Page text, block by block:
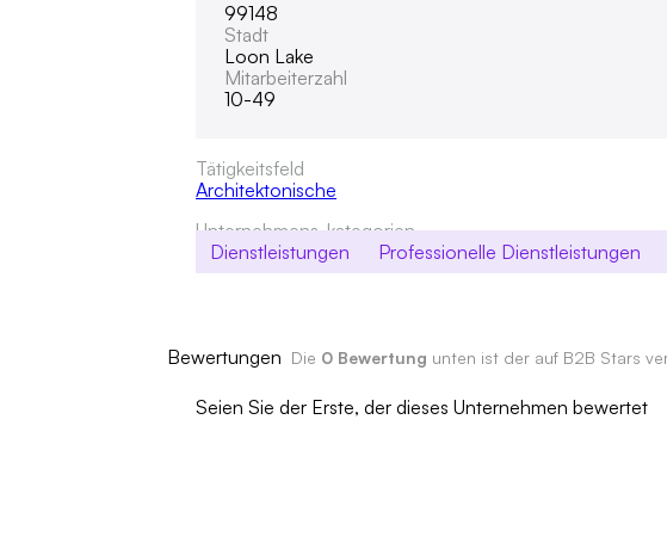
99148
Stadt
Loon Lake
Mitarbeiterzahl
10-49
Tätigkeitsfeld
Architektonische
Unternehmens-kategorien
Dienstleistungen
Professionelle Dienstleistungen
Bewertungen Die 0 Bewertung unten ist der auf B2B Stars
Seien Sie der Erste, der dieses Unternehmen bewertet